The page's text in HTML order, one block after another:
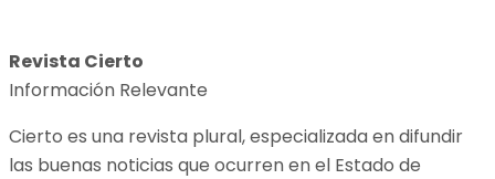
Revista Cierto
Información Relevante
Cierto es una revista plural, especializada en difundir
las buenas noticias que ocurren en el Estado de